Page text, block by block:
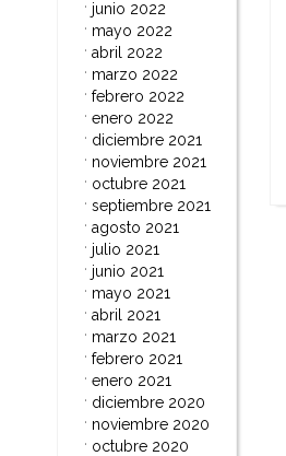
junio 2022
mayo 2022
abril 2022
marzo 2022
febrero 2022
enero 2022
diciembre 2021
noviembre 2021
octubre 2021
septiembre 2021
agosto 2021
julio 2021
junio 2021
mayo 2021
abril 2021
marzo 2021
febrero 2021
enero 2021
diciembre 2020
noviembre 2020
octubre 2020